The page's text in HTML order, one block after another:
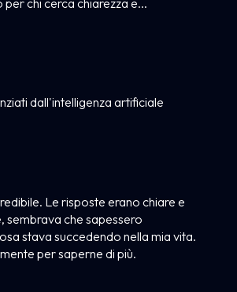
chi cerca chiarezza e...
dall'intelligenza artificiale
Le risposte erano chiare e
sembrava che sapessero
stava succedendo nella mia vita.
per saperne di più.